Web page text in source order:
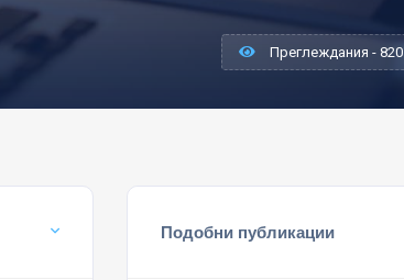
Преглеждания - 820
Подобни публикации